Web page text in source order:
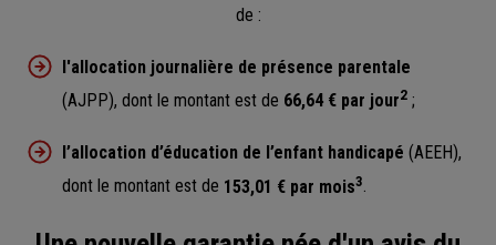
de :
l'allocation journalière de présence parentale
(AJPP), dont le montant est de 66,64 € par jour2 ;
l’allocation d’éducation de l’enfant handicapé (AEEH),
dont le montant est de 153,01 € par mois3.